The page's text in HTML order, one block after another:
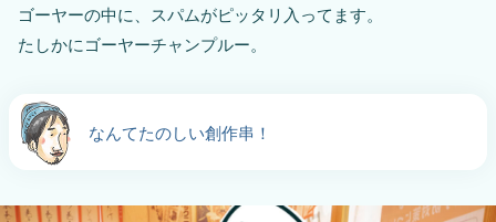
ゴーヤーの中に、スパムがピッタリ入ってます。
たしかにゴーヤーチャンプルー。
なんてたのしい創作串！